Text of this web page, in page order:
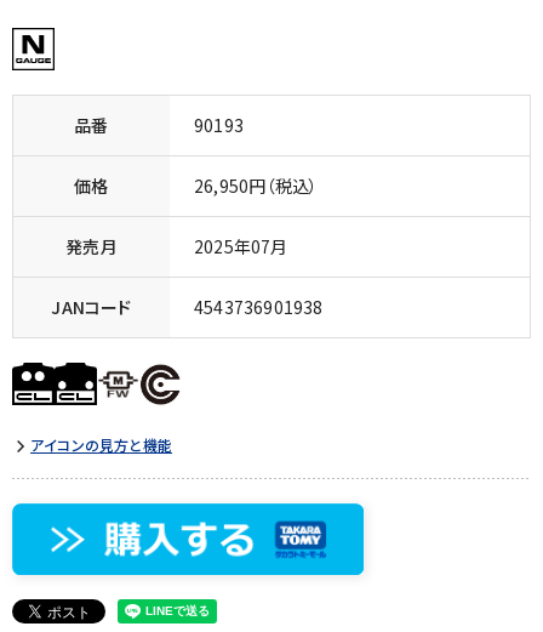
品番 90193
価格 26,950円（税込）
発売月 2025年07月
JANコード 4543736901938
アイコンの見方と機能